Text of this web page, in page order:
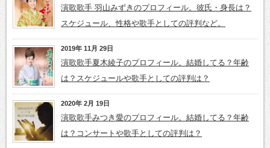
演歌歌手 羽山みずきのプロフィール。彼氏・身長は？
スケジュール、性格や歌手としての評判など。
2019年 11月 29日
演歌歌手夏木綾子のプロフィール。結婚してる？年齢
は？スケジュールや歌手としての評判は？
2020年 2月 19日
演歌歌手みつき愛のプロフィール。結婚してる？年齢
は？コンサートや歌手としての評判は？